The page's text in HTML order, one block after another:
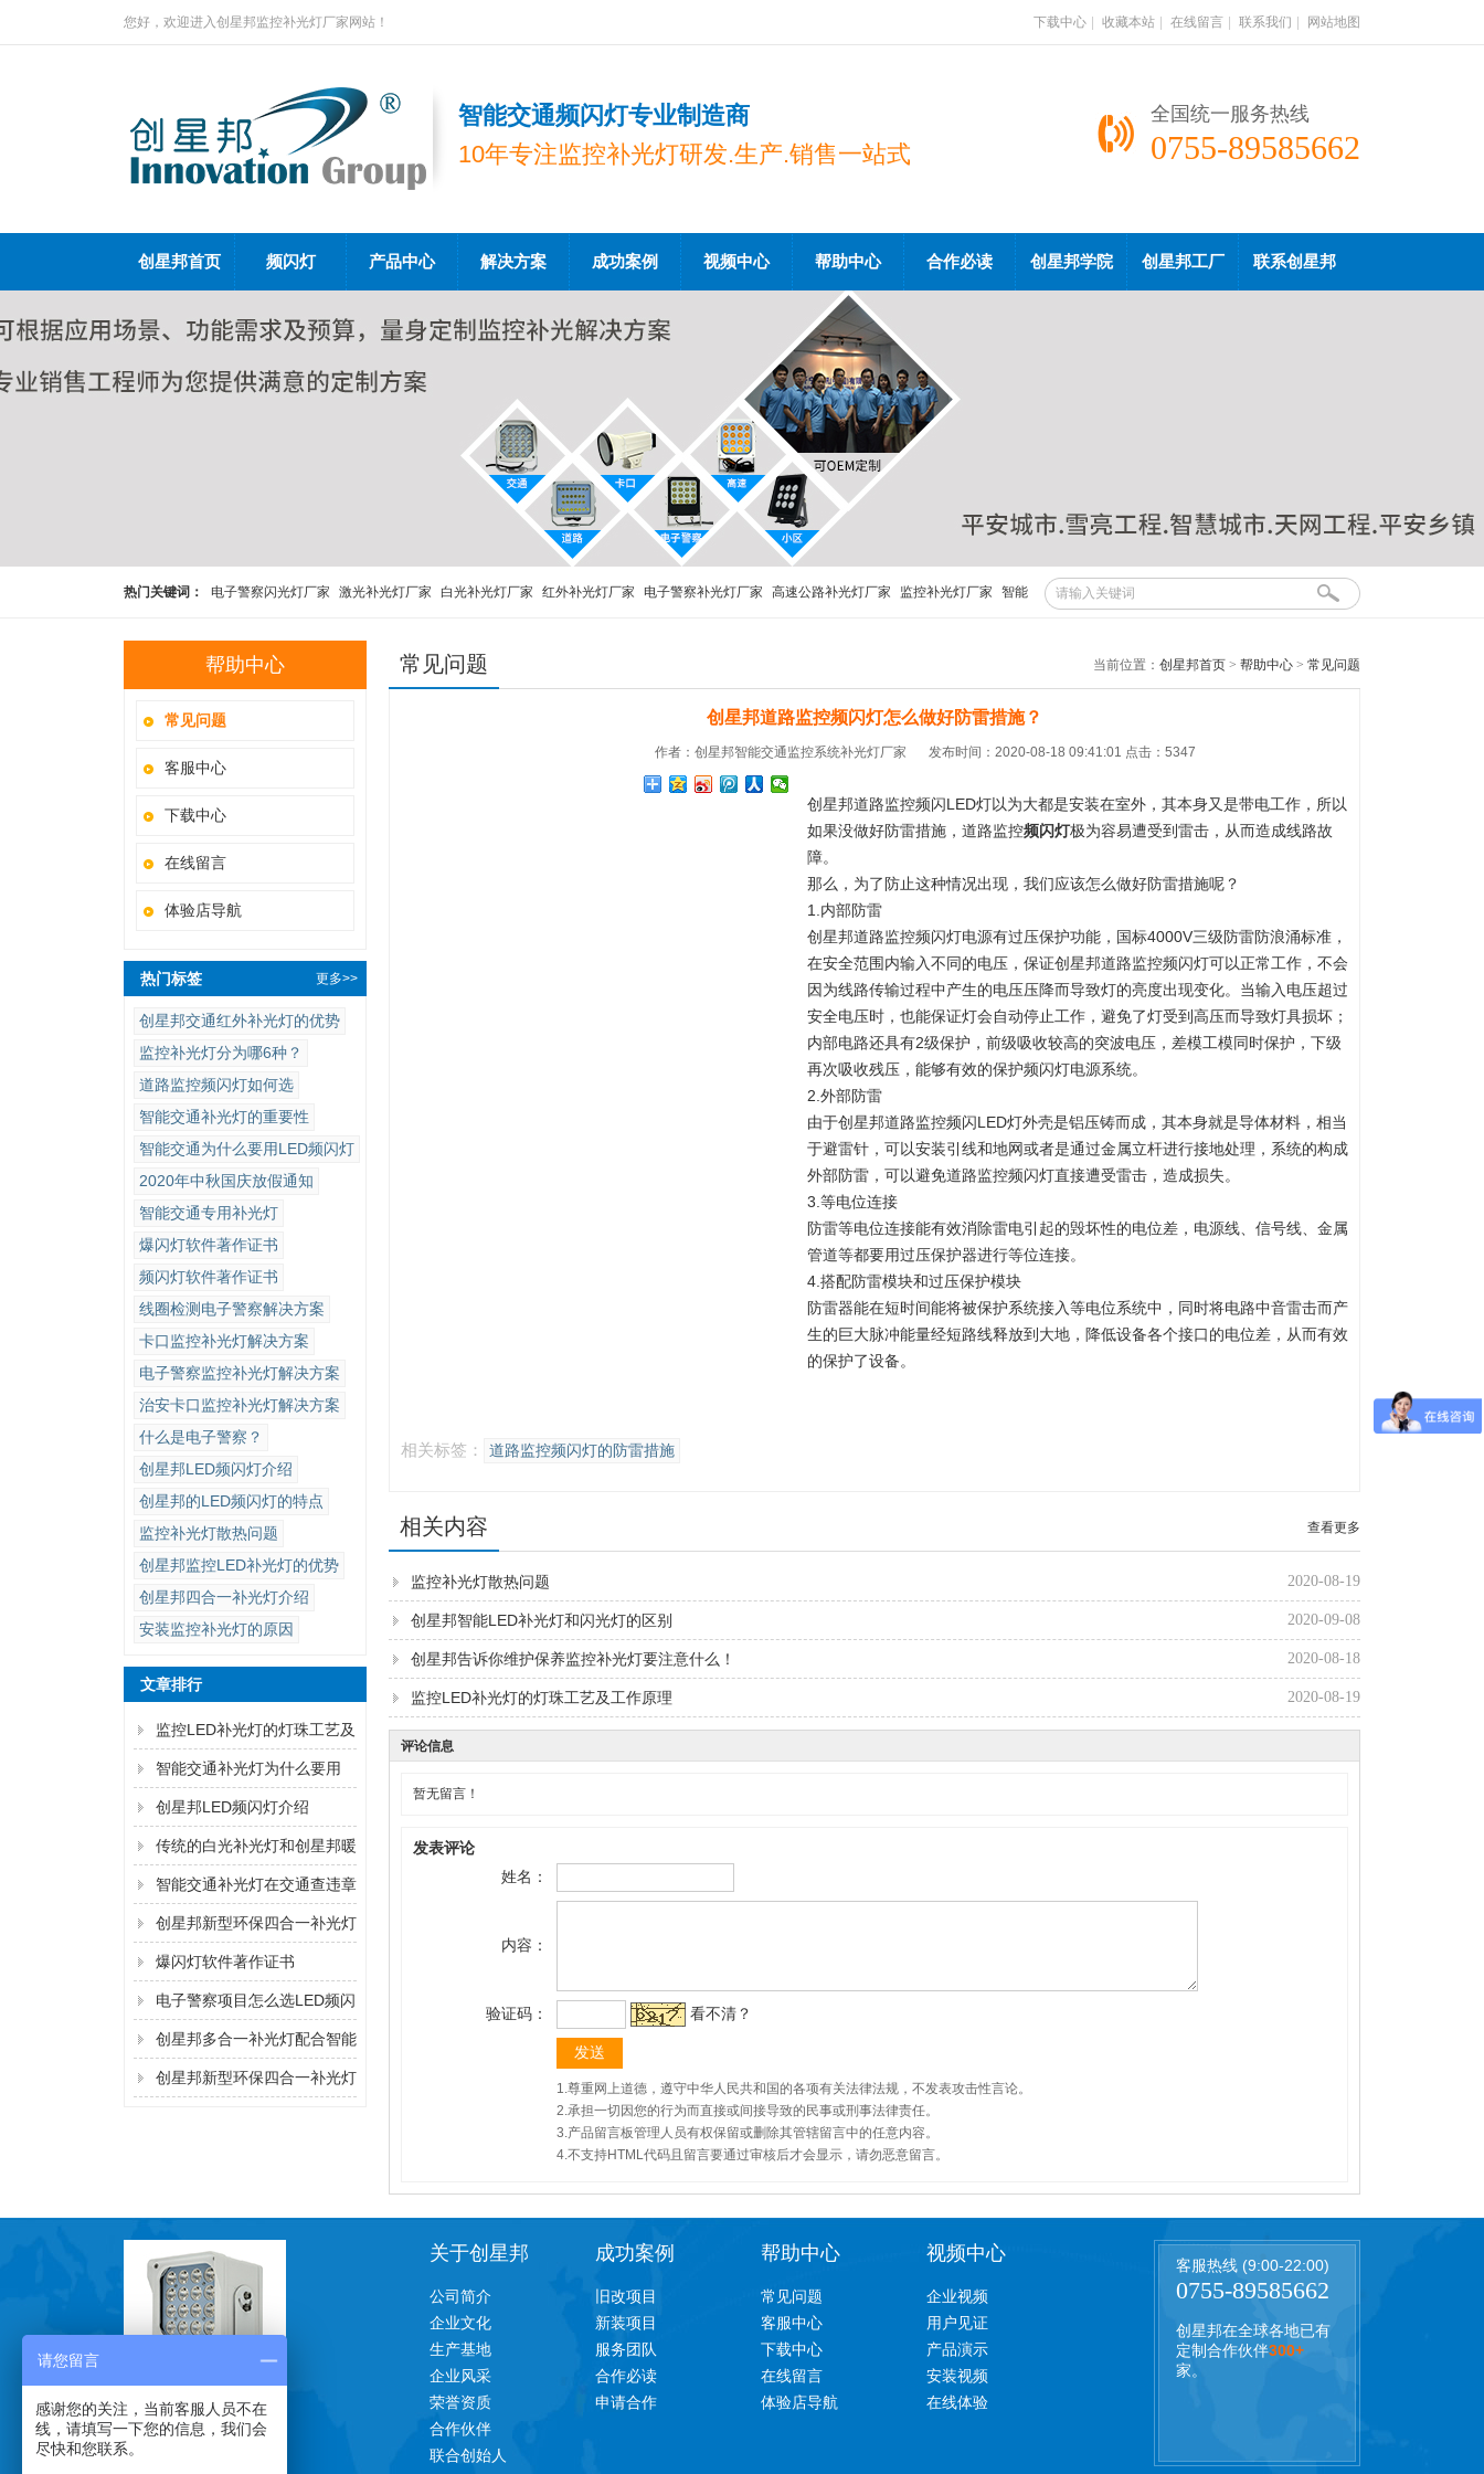
您好，欢迎进入创星邦监控补光灯厂家网站！ 下载中心 收藏本站 在线留言 联系我们 网站地图
智能交通频闪灯专业制造商
10年专注监控补光灯研发.生产.销售一站式
全国统一服务热线
0755-89585662
创星邦首页 频闪灯 产品中心 解决方案 成功案例 视频中心 帮助中心 合作必读 创星邦学院 创星邦工厂 联系创星邦
热门关键词： 电子警察闪光灯厂家 激光补光灯厂家 白光补光灯厂家 红外补光灯厂家 电子警察补光灯厂家 高速公路补光灯厂家 监控补光灯厂家 智能
交通补光灯厂家 卡口闪光灯厂家 爆闪灯厂家
帮助中心
常见问题
客服中心
下载中心
在线留言
体验店导航
热门标签 更多>>
创星邦交通红外补光灯的优势
监控补光灯分为哪6种？
道路监控频闪灯如何选
智能交通补光灯的重要性
智能交通为什么要用LED频闪灯
2020年中秋国庆放假通知
智能交通专用补光灯
爆闪灯软件著作证书
频闪灯软件著作证书
线圈检测电子警察解决方案
卡口监控补光灯解决方案
电子警察监控补光灯解决方案
治安卡口监控补光灯解决方案
什么是电子警察？
创星邦LED频闪灯介绍
创星邦的LED频闪灯的特点
监控补光灯散热问题
创星邦监控LED补光灯的优势
创星邦四合一补光灯介绍
安装监控补光灯的原因
文章排行
监控LED补光灯的灯珠工艺及
工作原理
智能交通补光灯为什么要用
LED频闪灯？
创星邦LED频闪灯介绍
传统的白光补光灯和创星邦暖
光补光灯哪种好？
智能交通补光灯在交通查违章
中不可缺
创星邦新型环保四合一补光灯
发布
爆闪灯软件著作证书
电子警察项目怎么选LED频闪
灯？
创星邦多合一补光灯配合智能
交通摄像机道路抓拍，清晰无
创星邦新型环保四合一补光灯
常见问题 当前位置： 创星邦首页 > 帮助中心 > 常见问题
创星邦道路监控频闪灯怎么做好防雷措施？
作者：创星邦智能交通监控系统补光灯厂家 发布时间：2020-08-18 09:41:01 点击：5347
创星邦道路监控频闪LED灯以为大都是安装在室外，其本身又是带电工作，所以
如果没做好防雷措施，道路监控频闪灯极为容易遭受到雷击，从而造成线路故
障。
那么，为了防止这种情况出现，我们应该怎么做好防雷措施呢？
1.内部防雷
创星邦道路监控频闪灯电源有过压保护功能，国标4000V三级防雷防浪涌标准，
在安全范围内输入不同的电压，保证创星邦道路监控频闪灯可以正常工作，不会
因为线路传输过程中产生的电压压降而导致灯的亮度出现变化。当输入电压超过
安全电压时，也能保证灯会自动停止工作，避免了灯受到高压而导致灯具损坏；
内部电路还具有2级保护，前级吸收较高的突波电压，差模工模同时保护，下级
再次吸收残压，能够有效的保护频闪灯电源系统。
2.外部防雷
由于创星邦道路监控频闪LED灯外壳是铝压铸而成，其本身就是导体材料，相当
于避雷针，可以安装引线和地网或者是通过金属立杆进行接地处理，系统的构成
外部防雷，可以避免道路监控频闪灯直接遭受雷击，造成损失。
3.等电位连接
防雷等电位连接能有效消除雷电引起的毁坏性的电位差，电源线、信号线、金属
管道等都要用过压保护器进行等位连接。
4.搭配防雷模块和过压保护模块
防雷器能在短时间能将被保护系统接入等电位系统中，同时将电路中音雷击而产
生的巨大脉冲能量经短路线释放到大地，降低设备各个接口的电位差，从而有效
的保护了设备。
相关标签： 道路监控频闪灯的防雷措施
相关内容 查看更多
2020-08-19
监控补光灯散热问题
2020-09-08
创星邦智能LED补光灯和闪光灯的区别
2020-08-18
创星邦告诉你维护保养监控补光灯要注意什么！
2020-08-19
监控LED补光灯的灯珠工艺及工作原理
评论信息
暂无留言！
发表评论
姓名：
内容：
验证码： 看不清？
1.尊重网上道德，遵守中华人民共和国的各项有关法律法规，不发表攻击性言论。
2.承担一切因您的行为而直接或间接导致的民事或刑事法律责任。
3.产品留言板管理人员有权保留或删除其管辖留言中的任意内容。
4.不支持HTML代码且留言要通过审核后才会显示，请勿恶意留言。
一对一技术支持
关于创星邦
公司简介
企业文化
生产基地
企业风采
荣誉资质
合作伙伴
联合创始人
成功案例
旧改项目
新装项目
服务团队
合作必读
申请合作
帮助中心
常见问题
客服中心
下载中心
在线留言
体验店导航
视频中心
企业视频
用户见证
产品演示
安装视频
在线体验
客服热线 (9:00-22:00)
0755-89585662
创星邦在全球各地已有
定制合作伙伴300+
家。
请您留言
感谢您的关注，当前客服人员不在
线，请填写一下您的信息，我们会
尽快和您联系。